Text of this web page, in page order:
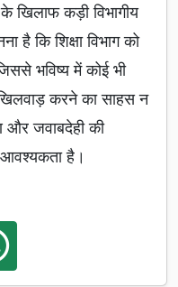
खिलाफ कड़ी विभागीय
है कि शिक्षा विभाग को
भविष्य में कोई भी
करने का साहस न
और जवाबदेही की
है।